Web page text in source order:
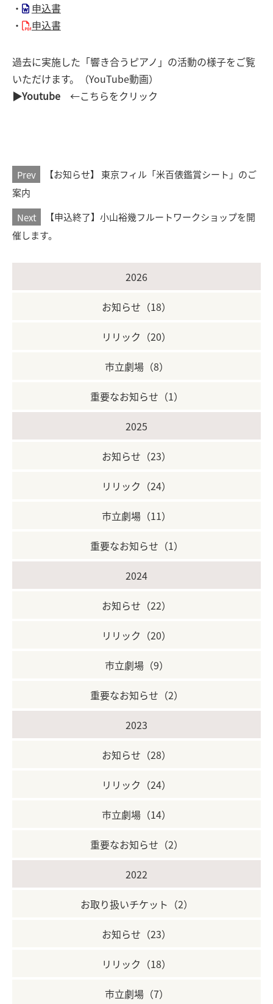
・
申込書
・
申込書
過去に実施した「響き合うピアノ」の活動の様子をご覧
いただけます。（YouTube動画）
▶Youtube ←こちらをクリック
Prev
【お知らせ】 東京フィル「米百俵鑑賞シート」のご
案内
Next
【申込終了】小山裕幾フルートワークショップを開
催します。
2026
お知らせ（18）
リリック（20）
市立劇場（8）
重要なお知らせ（1）
2025
お知らせ（23）
リリック（24）
市立劇場（11）
重要なお知らせ（1）
2024
お知らせ（22）
リリック（20）
市立劇場（9）
重要なお知らせ（2）
2023
お知らせ（28）
リリック（24）
市立劇場（14）
重要なお知らせ（2）
2022
お取り扱いチケット（2）
お知らせ（23）
リリック（18）
市立劇場（7）